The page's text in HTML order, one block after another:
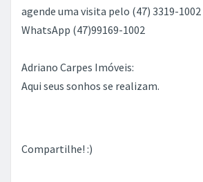
agende uma visita pelo (47) 3319-
WhatsApp (47)99169-1002
Adriano Carpes Imóveis:
Aqui seus sonhos se realizam.
Compartilhe! :)